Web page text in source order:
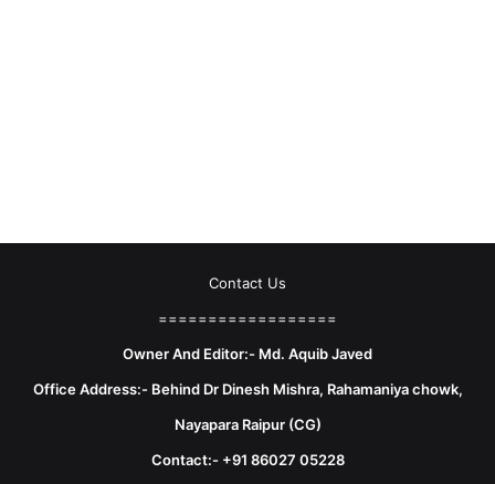
Contact Us
==================
Owner And Editor:- Md. Aquib Javed
Office Address:- Behind Dr Dinesh Mishra, Rahamaniya chowk,
Nayapara Raipur (CG)
Contact:- +91 86027 05228